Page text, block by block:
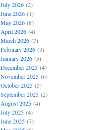
July 2026(2)
June 2026(1)
May 2026(8)
April 2026(4)
March 2026(7)
February 2026(3)
January 2026(5)
December 2025(4)
November 2025(6)
October 2025(5)
September 2025(2)
August 2025(4)
July 2025(4)
June 2025(7)